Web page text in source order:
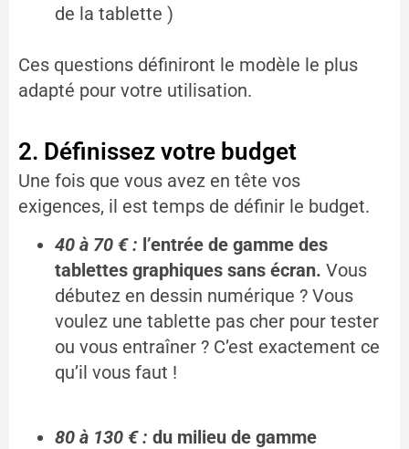
de la tablette )
Ces questions définiront le modèle le plus
adapté pour votre utilisation.
2. Définissez votre budget
Une fois que vous avez en tête vos
exigences, il est temps de définir le budget.
40 à 70 € : l’entrée de gamme des
tablettes graphiques sans écran. Vous
débutez en dessin numérique ? Vous
voulez une tablette pas cher pour tester
ou vous entraîner ? C’est exactement ce
qu’il vous faut !
80 à 130 € : du milieu de gamme